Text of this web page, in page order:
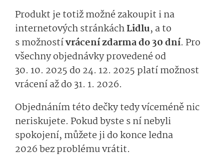
Produkt je totiž možné zakoupit i na
internetových stránkáchLidlu, a to
s možnostívrácení zdarma do 30 dní. Pro
všechny objednávky provedené od
30. 10. 2025 do 24. 12. 2025 platí možnost
vrácení až do 31. 1. 2026.
Objednáním této dečky tedy víceméně nic
neriskujete. Pokud byste s ní nebyli
spokojení, můžete ji do konce ledna
2026 bez problému vrátit.